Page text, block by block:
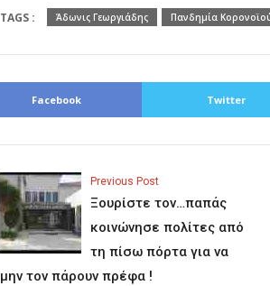
TAGS : Άδωνις Γεωργιάδης Πανδημία
Facebook Twitter
Previous Post
Ξουρίστε τον…παπάς
κοινώνησε πολίτες από
τη πίσω πόρτα για να
μην τον πάρουν πρέφα !